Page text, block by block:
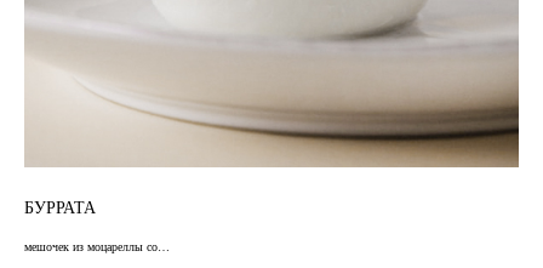
БУРРАТА
мешочек из моцареллы со